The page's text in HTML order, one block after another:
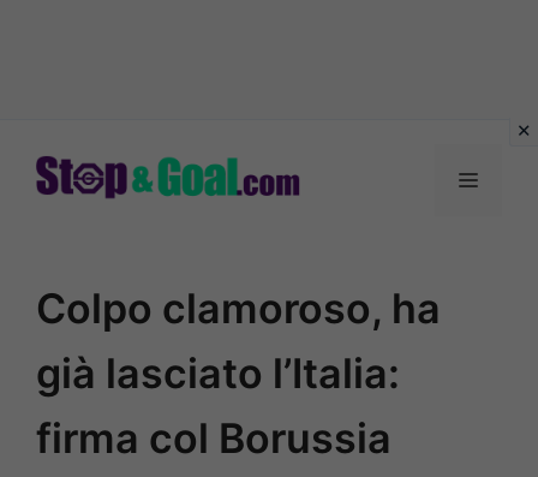
Menu
Colpo clamoroso, ha
già lasciato l’Italia:
firma col Borussia